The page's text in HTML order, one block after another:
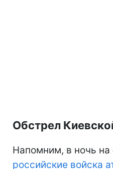
Обстрел
Напомним, в ночь на
российские войска